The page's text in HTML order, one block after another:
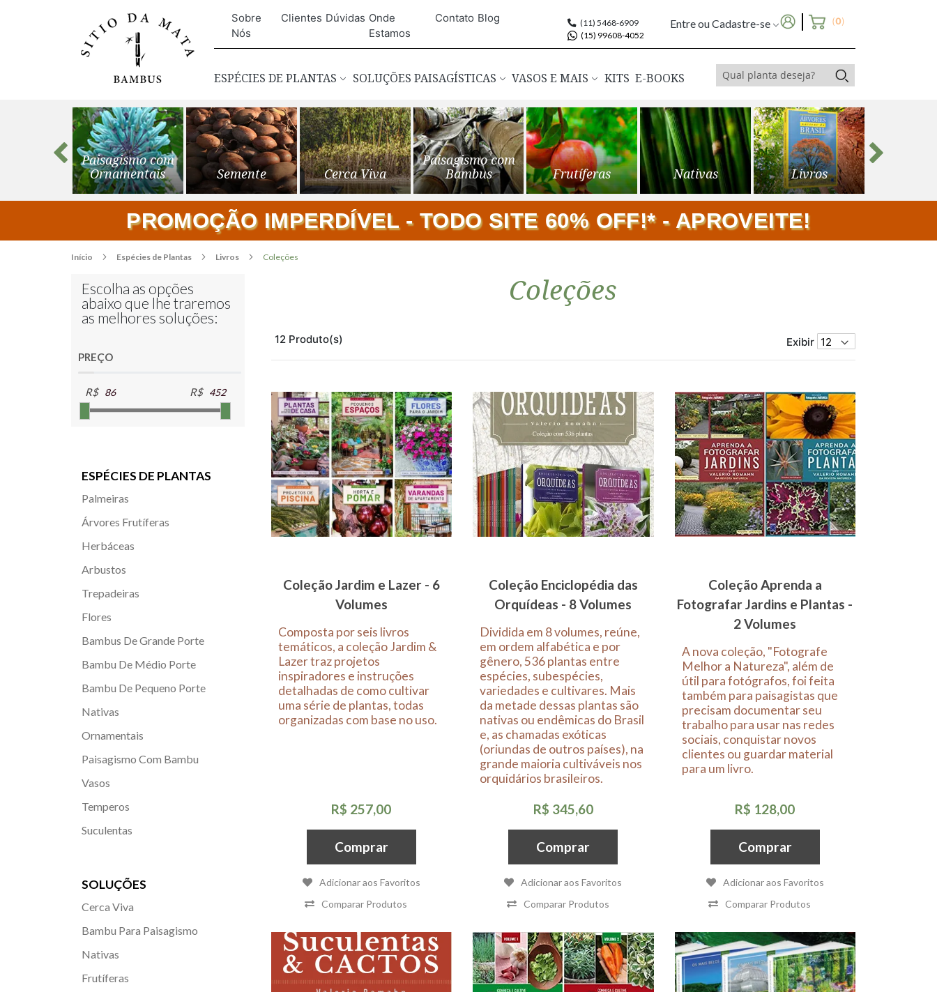
Sobre
Nós
Clientes Dúvidas Onde
Estamos
Contato Blog
(11) 5468-6909
(15) 99608-4052
Entre ou Cadastre-se (0)
ESPÉCIES DE PLANTAS SOLUÇÕES PAISAGÍSTICAS VASOS E MAIS KITS E-BOOKS
Paisagismo com
Ornamentais
Semente Cerca Viva
Paisagismo com
Bambus
Frutíferas Nativas Livros
PROMOÇÃO IMPERDÍVEL - TODO SITE 60% OFF!* - APROVEITE!
Início Espécies de Plantas Livros Coleções
Coleções
12 Produto(s) Exibir
Coleção Jardim e Lazer - 6
Volumes
Composta por seis livros
temáticos, a coleção Jardim &
Lazer traz projetos
inspiradores e instruções
detalhadas de como cultivar
uma série de plantas, todas
organizadas com base no uso.
R$ 257,00
Comprar
Comparar Produtos
Adicionar aos Favoritos
Coleção Enciclopédia das
Orquídeas - 8 Volumes
Dividida em 8 volumes, reúne,
em ordem alfabética e por
gênero, 536 plantas entre
espécies, subespécies,
variedades e cultivares. Mais
da metade dessas plantas são
nativas ou endêmicas do Brasil
e, as chamadas exóticas
(oriundas de outros países), na
grande maioria cultiváveis nos
orquidários brasileiros.
R$ 345,60
Comprar
Comparar Produtos
Adicionar aos Favoritos
Coleção Aprenda a
Fotografar Jardins e Plantas -
2 Volumes
A nova coleção, "Fotografe
Melhor a Natureza", além de
útil para fotógrafos, foi feita
também para paisagistas que
precisam documentar seu
trabalho para usar nas redes
sociais, conquistar novos
clientes ou guardar material
para um livro.
R$ 128,00
Comprar
Comparar Produtos
Adicionar aos Favoritos
Escolha as opções
abaixo que lhe traremos
as melhores soluções:
PREÇO
R$ R$
ESPÉCIES DE PLANTAS
Palmeiras
Árvores Frutíferas
Herbáceas
Arbustos
Trepadeiras
Flores
Bambus De Grande Porte
Bambu De Médio Porte
Bambu De Pequeno Porte
Nativas
Ornamentais
Paisagismo Com Bambu
Vasos
Temperos
Suculentas
SOLUÇÕES
Cerca Viva
Bambu Para Paisagismo
Nativas
Frutíferas